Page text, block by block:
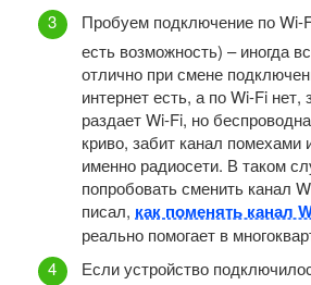
Пробуем подключение по Wi-
есть возможность) – иногда
отлично при смене
интернет есть, а по Wi-Fi нет,
раздает Wi-Fi, но
криво, забит канал помехами
именно радиосети. В таком
попробовать сменить канал
писал, как поменять канал
реально помогает в
Если устройство